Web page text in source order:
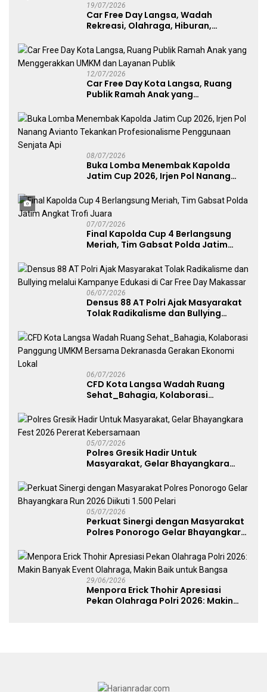
19/07/2026
Car Free Day Langsa, Wadah
Rekreasi, Olahraga, Hiburan,
UMKM
12/07/2026
Car Free Day Kota Langsa, Ruang
Publik Ramah Anak yang
Publik
08/07/2026
Buka Lomba Menembak Kapolda
Jatim Cup 2026, Irjen Pol Nanang
Penggunaan Senjata Api
07/07/2026
Final Kapolda Cup 4 Berlangsung
Meriah, Tim Gabsat Polda Jatim
06/07/2026
Densus 88 AT Polri Ajak Masyarakat
Tolak Radikalisme dan Bullying
Free Day Makassar
06/07/2026
CFD Kota Langsa Wadah Ruang
Sehat_Bahagia, Kolaborasi
Dekranasda Gerakan Ekonomi Lokal
05/07/2026
Polres Gresik Hadir Untuk
Masyarakat, Gelar Bhayangkara
05/07/2026
Perkuat Sinergi dengan Masyarakat
Polres Ponorogo Gelar Bhayangkara
29/06/2026
Menpora Erick Thohir Apresiasi
Pekan Olahraga Polri 2026: Makin